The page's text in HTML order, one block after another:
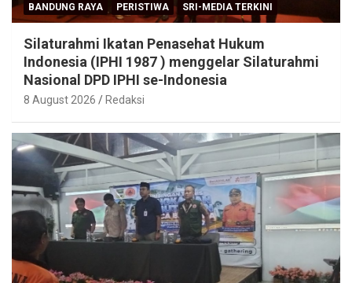
BANDUNG RAYA PERISTIWA SRI-MEDIA TERKINI
Silaturahmi Ikatan Penasehat Hukum
Indonesia (IPHI 1987 ) menggelar Silaturahmi
Nasional DPD IPHI se-Indonesia
8 August 2026 Redaksi